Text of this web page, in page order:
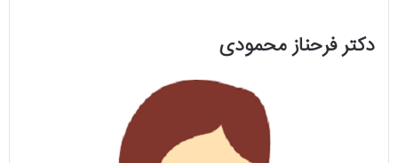
دکتر فرحناز محمودی